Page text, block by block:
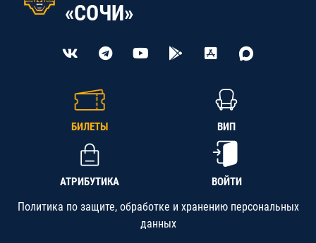
«СОЧИ»
БИЛЕТЫ ВИП
АТРИБУТИКА ВОЙТИ
Политика по защите, обработке и хранению персональных
данных